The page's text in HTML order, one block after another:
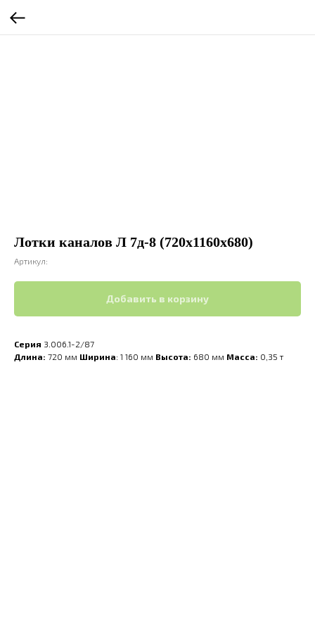
Лотки каналов Л 7д-8 (720х1160х680)
Артикул:
Добавить в корзину
Серия 3.006.1-2/87
Длина: 720 мм Ширина: 1 160 мм Высота: 680 мм Масса: 0,35 т